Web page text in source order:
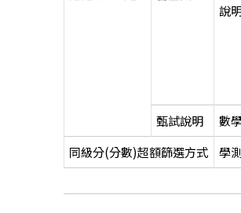
說
甄試說明
數
同級分(分數)超額篩選方式
學